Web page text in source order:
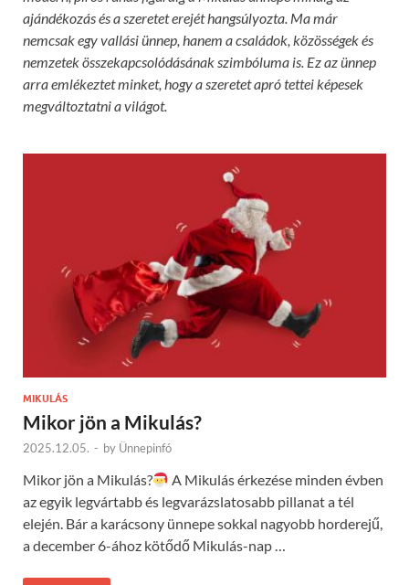
ajándékozás és a szeretet erejét hangsúlyozta. Ma már
nemcsak egy vallási ünnep, hanem a családok, közösségek és
nemzetek összekapcsolódásának szimbóluma is. Ez az ünnep
arra emlékeztet minket, hogy a szeretet apró tettei képesek
megváltoztatni a világot.
MIKULÁS
Mikor jön a Mikulás?
2025.12.05. - by Ünnepinfó
Mikor jön a Mikulás?
A Mikulás érkezése minden évben
az egyik legvártabb és legvarázslatosabb pillanat a tél
elején. Bár a karácsony ünnepe sokkal nagyobb horderejű,
a december 6-ához kötődő Mikulás-nap …